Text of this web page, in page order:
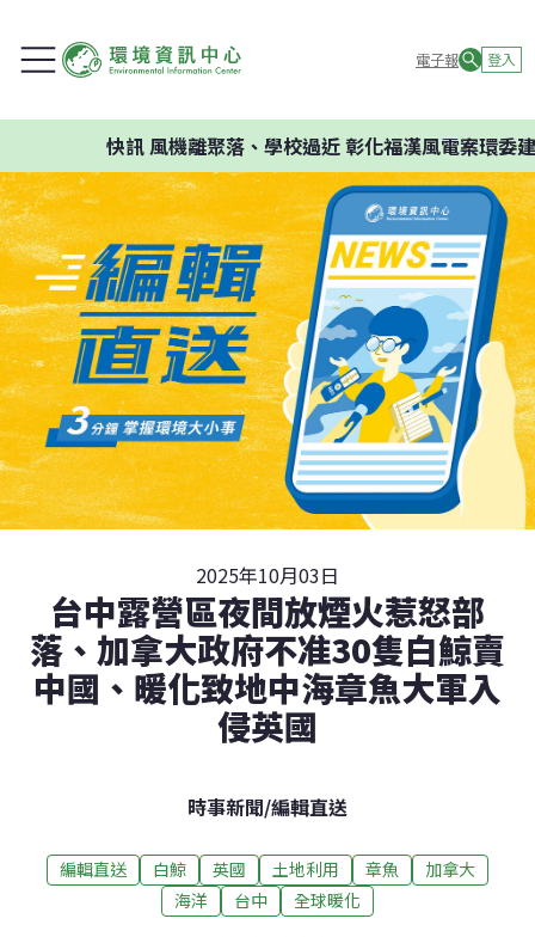
電子報 登入
快訊風機離聚落、學校過近 彰化福漢風電案環委建議
2025年10月03日
台中露營區夜間放煙火惹怒部
落、加拿大政府不准30隻白鯨賣
中國、暖化致地中海章魚大軍入
侵英國
時事新聞/編輯直送
編輯直送 白鯨 英國 土地利用 章魚
加拿大
海洋
台中 全球暖化